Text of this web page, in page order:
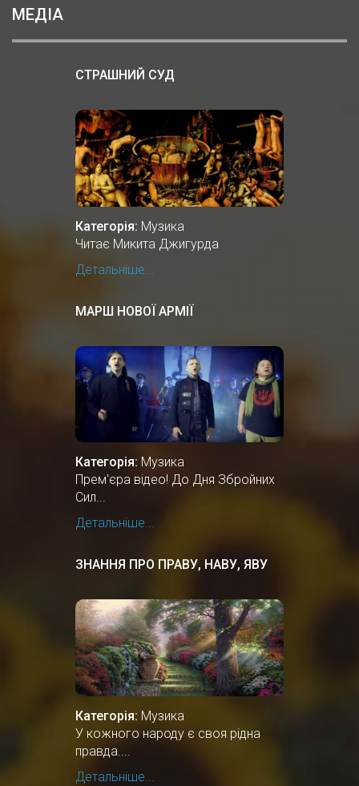
МЕДІА
СТРАШНИЙ СУД
Категорія: Музика
Читає Микита Джигурда
Детальніше...
МАРШ НОВОЇ АРМІЇ
Категорія: Музика
Прем'єра відео! До Дня Збройних
Сил...
Детальніше...
ЗНАННЯ ПРО ПРАВУ, НАВУ, ЯВУ
Категорія: Музика
У кожного народу є своя рідна
правда....
Детальніше...